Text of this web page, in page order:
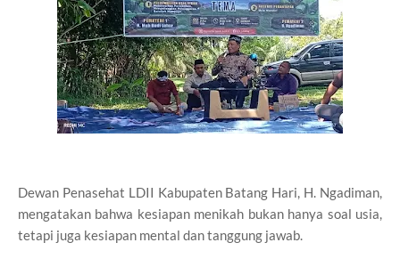
Dewan Penasehat LDII Kabupaten Batang Hari, H. Ngadiman,
mengatakan bahwa kesiapan menikah bukan hanya soal usia,
tetapi juga kesiapan mental dan tanggung jawab.